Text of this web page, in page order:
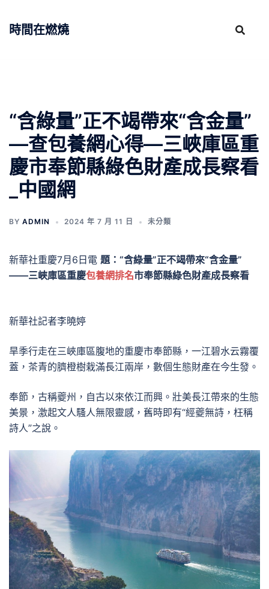
時間在燃燒
“含綠量”正不竭帶來“含金量”
—查包養網心得—三峽庫區重
慶市奉節縣綠色財產成長察看
_中國網
BY ADMIN 2024 年 7 月 11 日 未分類
新華社重慶7月6日電 題：“含綠量”正不竭帶來“含金量”
——三峽庫區重慶包養網排名市奉節縣綠色財產成長察看
新華社記者李曉婷
旱季行走在三峽庫區腹地的重慶市奉節縣，一江碧水云霧覆
蓋，茶青的臍橙樹栽滿長江兩岸，數個生態財產在今生發。
奉節，古稱夔州，自古以來依江而興。壯美長江帶來的生態
美景，激起文人騷人無限靈感，舊時即有“經夔無詩，枉稱
詩人”之說。